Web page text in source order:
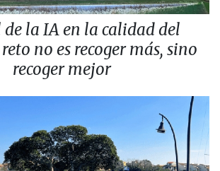
de la IA en la calidad del
no es recoger más, sino
recoger mejor